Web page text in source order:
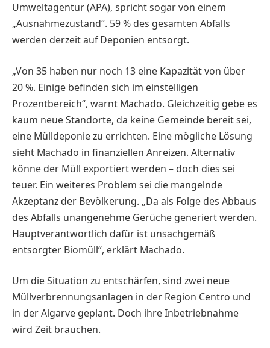
Umweltagentur (APA), spricht sogar von einem
„Ausnahmezustand“. 59 % des gesamten Abfalls
werden derzeit auf Deponien entsorgt.
„Von 35 haben nur noch 13 eine Kapazität von über
20 %. Einige befinden sich im einstelligen
Prozentbereich“, warnt Machado. Gleichzeitig gebe es
kaum neue Standorte, da keine Gemeinde bereit sei,
eine Mülldeponie zu errichten. Eine mögliche Lösung
sieht Machado in finanziellen Anreizen. Alternativ
könne der Müll exportiert werden – doch dies sei
teuer. Ein weiteres Problem sei die mangelnde
Akzeptanz der Bevölkerung. „Da als Folge des Abbaus
des Abfalls unangenehme Gerüche generiert werden.
Hauptverantwortlich dafür ist unsachgemäß
entsorgter Biomüll“, erklärt Machado.
Um die Situation zu entschärfen, sind zwei neue
Müllverbrennungsanlagen in der Re­gion Centro und
in der Algarve geplant. Doch ihre Inbetriebnahme
wird Zeit brauchen.